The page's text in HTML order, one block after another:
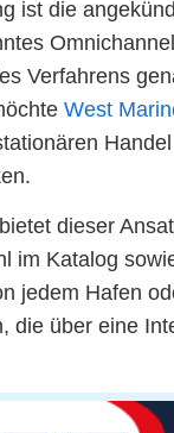
ist die
Verfahrens
West
dieser
im Katalog
jedem Hafen
die über eine